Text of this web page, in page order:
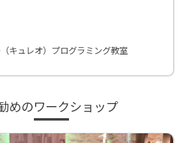
キュレオ）プログラミング教室
めのワークショップ